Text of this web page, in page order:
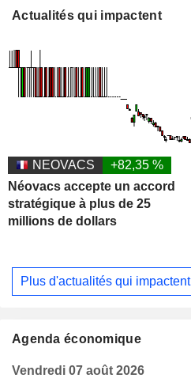
Actualités qui impactent
NEOVACS
+82,35 %
Néovacs accepte un accord
stratégique à plus de 25
millions de dollars
Plus d'actualités qui impactent
Agenda économique
Vendredi 07 août 2026